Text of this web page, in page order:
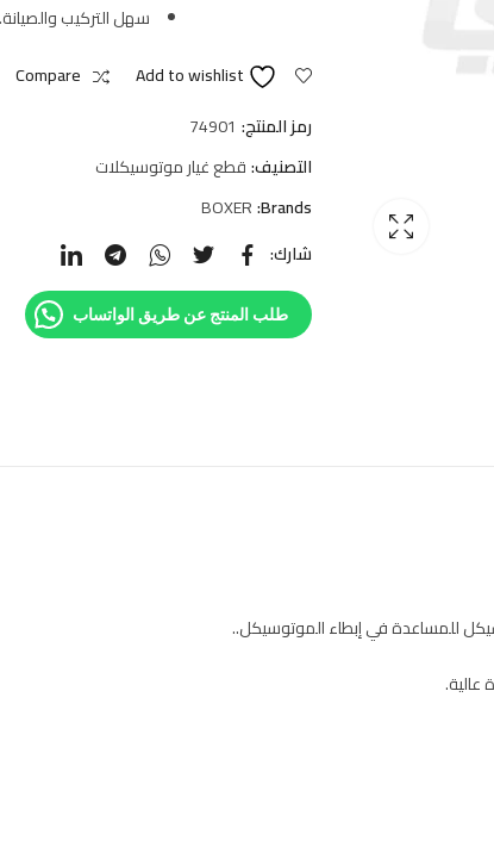
سهل التركيب والصيانة.
Add to wishlist
Compare
رمز المنتج: 74901
التصنيف:قطع غيار موتوسيكلات
Brands:
BOXER
شارك:
طلب المنتج عن طريق الواتساب
للمساعدة في إبطاء الموتوسيكل..